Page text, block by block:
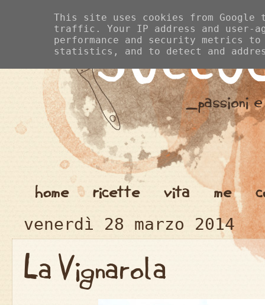
home ricette vita me
venerdì 28 marzo 2014
La Vignarola
This site uses cookies from
traffic. Your IP address and user-
performance and security metrics
statistics, and to detect and